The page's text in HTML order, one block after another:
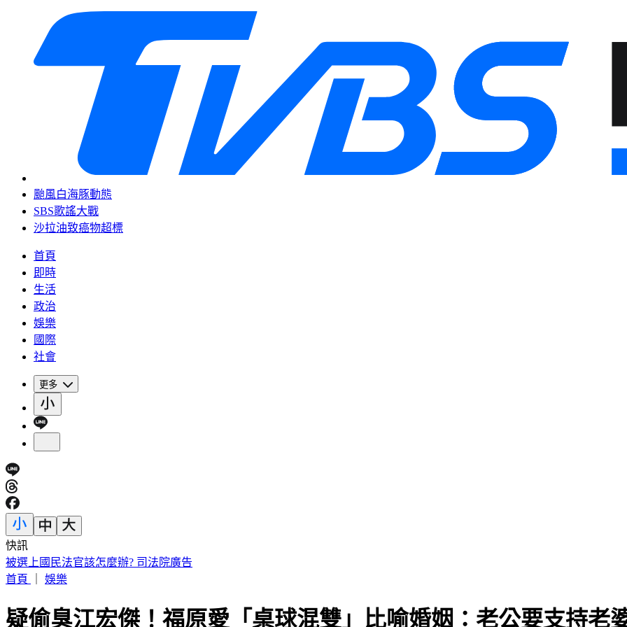
颱風白海豚動態
SBS歌謠大戰
沙拉油致癌物超標
首頁
即時
生活
政治
娛樂
國際
社會
更多
快訊
被選上國民法官該怎麼辦? 司法院廣告
首頁
娛樂
疑偷臭江宏傑！福原愛「桌球混雙」比喻婚姻：老公要支持老